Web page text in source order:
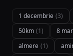
1 decembrie (3)
50km (1) 8
almere (1)